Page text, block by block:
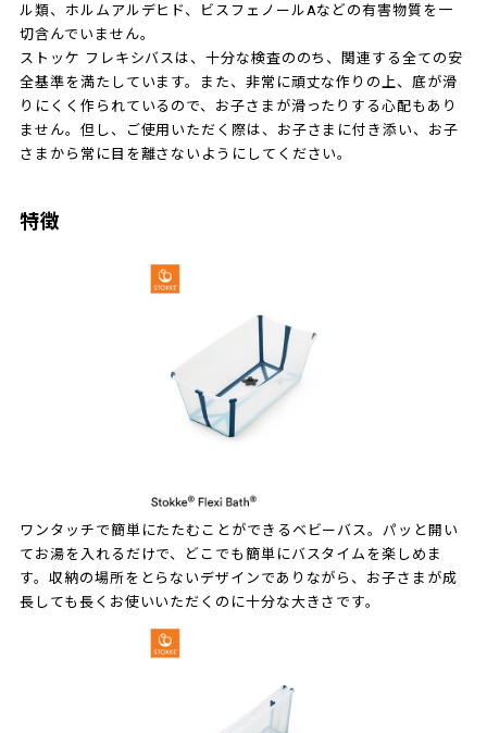
ル類、ホルムアルデヒド、ビスフェノールAなどの有害物質を一
切含んでいません。
ストッケ フレキシバスは、十分な検査ののち、関連する全ての安
全基準を満たしています。また、非常に頑丈な作りの上、底が滑
りにくく作られているので、お子さまが滑ったりする心配もあり
ません。但し、ご使用いただく際は、お子さまに付き添い、お子
さまから常に目を離さないようにしてください。
特徴
ワンタッチで簡単にたたむことができるベビーバス。パッと開い
てお湯を入れるだけで、どこでも簡単にバスタイムを楽しめま
す。収納の場所をとらないデザインでありながら、お子さまが成
長しても長くお使いいただくのに十分な大きさです。